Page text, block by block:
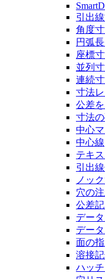
引出
角度
円弧
座標
並列
連続
寸法
公差
寸法
中心
中心線
テキス
引出
ノッ
穴の
公差
デー
デー
面の
溶接
ハッ